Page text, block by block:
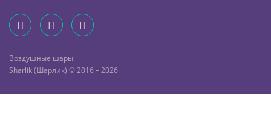
Воздушные шары
Sharlik (Шарлик) © 2016 – 2026